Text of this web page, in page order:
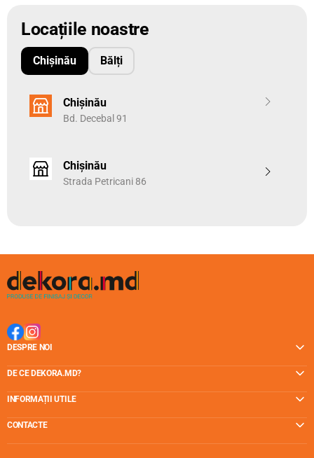
Locațiile noastre
Chișinău Bălți
Chișinău
Bd. Decebal 91
Chișinău
Strada Petricani 86
DESPRE NOI
DE CE DEKORA.MD?
INFORMAȚII UTILE
CONTACTE